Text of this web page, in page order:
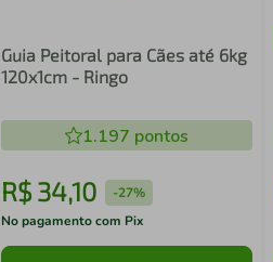
Guia Peitoral para Cães até 6kg
120x1cm - Ringo
1.197 pontos
R$34,10 -27%
No pagamento com Pix